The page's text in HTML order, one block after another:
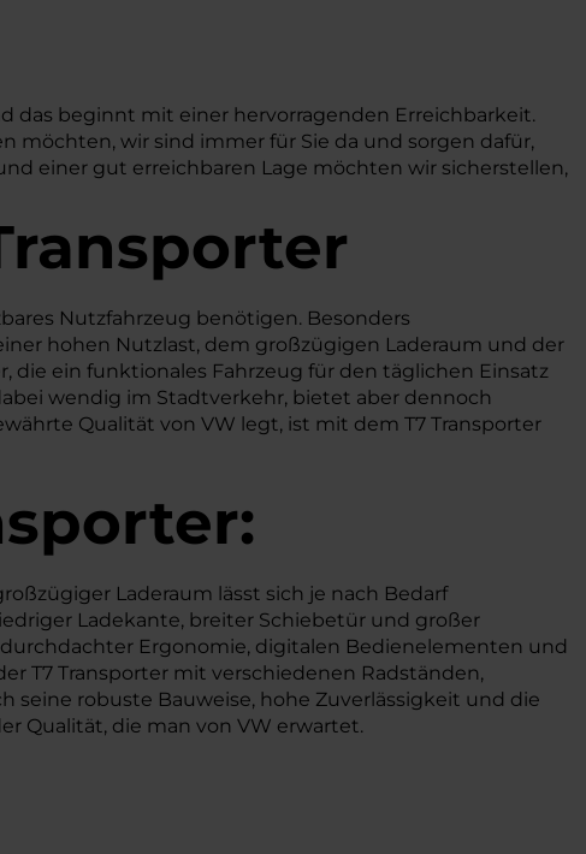
das beginnt mit einer hervorragenden Erreichbarkeit.
möchten, wir sind immer für Sie da und sorgen dafür,
einer gut erreichbaren Lage möchten wir sicherstellen,
Nutzfahrzeug benötigen. Besonders
hohen Nutzlast, dem großzügigen Laderaum und der
ein funktionales Fahrzeug für den täglichen Einsatz
wendig im Stadtverkehr, bietet aber dennoch
Qualität von VW legt, ist mit dem T7 Transporter
Laderaum lässt sich je nach Bedarf
Ladekante, breiter Schiebetür und großer
Ergonomie, digitalen Bedienelementen und
T7 Transporter mit verschiedenen Radständen,
robuste Bauweise, hohe Zuverlässigkeit und die
Qualität, die man von VW erwartet.